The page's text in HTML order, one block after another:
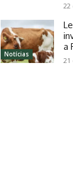
22
Notícias
a
21